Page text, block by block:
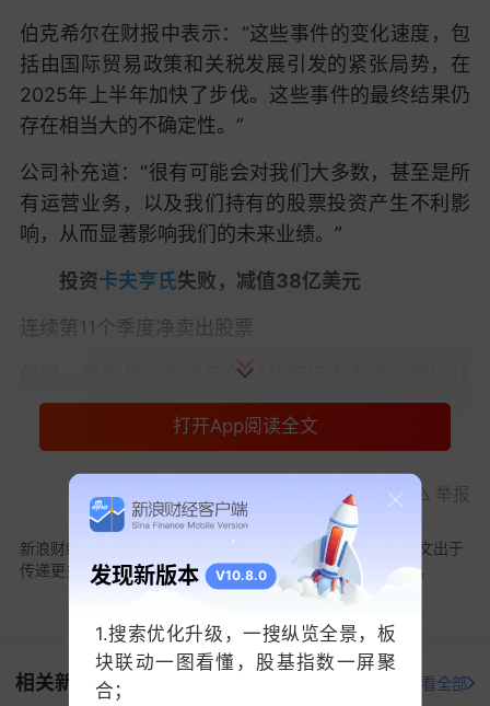
伯克希尔在财报中表示：“这些事件的变化速度，包
括由国际贸易政策和关税发展引发的紧张局势，在
2025年上半年加快了步伐。这些事件的最终结果仍
存在相当大的不确定性。”
公司补充道：“很有可能会对我们大多数，甚至是所
有运营业务，以及我们持有的股票投资产生不利影
响，从而显著影响我们的未来业绩。”
投资卡夫亨氏失败，减值38亿美元
连续第11个季度净卖出股票
值得一提的是，伯克希尔对其所持卡夫
提了38亿美元的减值。截至6月底，伯克希尔将其卡
夫亨氏持股的账面价值下调至84亿美元。
巴菲特的卡夫亨氏投资一直是其少有的失意之作。
虽然这笔投资目前仍有账面盈利，但自2015年卡夫
与亨氏合并成立这家包装
巨头以来，其股价已
下跌62%，而同期标普500指数 上涨了202%。
这家消费品巨头目前正考虑剥离部分业务，但在通
胀削弱消费者支出、消费者开始寻求更健康替代品
的背景下，公司面临不小压力。上个月，该公司公
打开App阅读全文
举报
新浪财经声明：此消息系转载自合作媒体，新浪财经登载此文出于
传递更多信息之目的，文章内容仅供参考，不构成投资建议。
相关新闻 打开新浪财经查看全部
发现新版本 V10.8.0
1.搜索优化升级，一搜纵览全景，板
块联动一图看懂，股基指数一屏聚
合；